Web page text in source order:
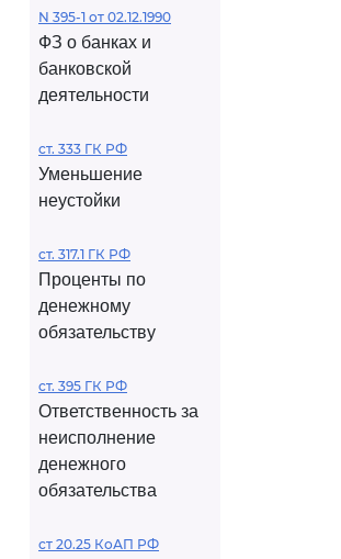
N 395-1 от 02.12.1990
ФЗ о банках и
банковской
деятельности
ст. 333 ГК РФ
Уменьшение
неустойки
ст. 317.1 ГК РФ
Проценты по
денежному
обязательству
ст. 395 ГК РФ
Ответственность за
неисполнение
денежного
обязательства
ст 20.25 КоАП РФ